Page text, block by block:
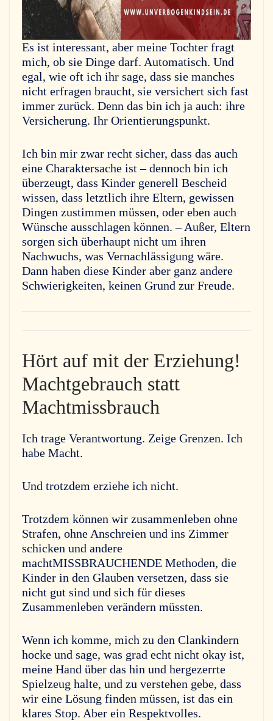
Es ist interessant, aber meine Tochter fragt
mich, ob sie Dinge darf. Automatisch. Und
egal, wie oft ich ihr sage, dass sie manches
nicht erfragen braucht, sie versichert sich fast
immer zurück. Denn das bin ich ja auch: ihre
Versicherung. Ihr Orientierungspunkt.
Ich bin mir zwar recht sicher, dass das auch
eine Charaktersache ist – dennoch bin ich
überzeugt, dass Kinder generell Bescheid
wissen, dass letztlich ihre Eltern, gewissen
Dingen zustimmen müssen, oder eben auch
Wünsche ausschlagen können. – Außer, Eltern
sorgen sich überhaupt nicht um ihren
Nachwuchs, was Vernachlässigung wäre.
Dann haben diese Kinder aber ganz andere
Schwierigkeiten, keinen Grund zur Freude.
Hört auf mit der Erziehung!
Machtgebrauch statt
Machtmissbrauch
Ich trage Verantwortung. Zeige Grenzen. Ich
habe Macht.
Und trotzdem erziehe ich nicht.
Trotzdem können wir zusammenleben ohne
Strafen, ohne Anschreien und ins Zimmer
schicken und andere
machtMISSBRAUCHENDE Methoden, die
Kinder in den Glauben versetzen, dass sie
nicht gut sind und sich für dieses
Zusammenleben verändern müssten.
Wenn ich komme, mich zu den Clankindern
hocke und sage, was grad echt nicht okay ist,
meine Hand über das hin und hergezerrte
Spielzeug halte, und zu verstehen gebe, dass
wir eine Lösung finden müssen, ist das ein
klares Stop. Aber ein Respektvolles.